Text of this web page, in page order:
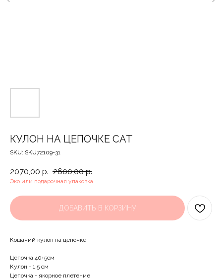
КУЛОН НА ЦЕПОЧКЕ CAT
SKU: SKU72109-31
2070,00 р. 2600,00 р.
Эко или подарочная упаковка
ДОБАВИТЬ В КОРЗИНУ
Кошачий кулон на цепочке
Цепочка 40+5см
Кулон - 1.5 см
Цепочка - якорное плетение